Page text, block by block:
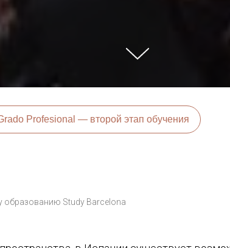
Profesional — второй этап обучения
образованию Study Barcelona